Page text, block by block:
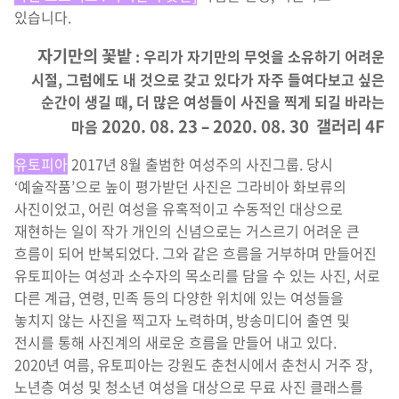
있습니다.
자기만의 꽃밭 : 우리가 자기만의 무엇을 소유하기 어려운
시절, 그럼에도 내 것으로 갖고 있다가 자주 들여다보고 싶은
순간이 생길 때, 더 많은 여성들이 사진을 찍게 되길 바라는
마음 2020. 08. 23 – 2020. 08. 30 갤러리 4F
유토피아 2017년 8월 출범한 여성주의 사진그룹. 당시
‘예술작품’으로 높이 평가받던 사진은 그라비아 화보류의
사진이었고, 어린 여성을 유혹적이고 수동적인 대상으로
재현하는 일이 작가 개인의 신념으로는 거스르기 어려운 큰
흐름이 되어 반복되었다. 그와 같은 흐름을 거부하며 만들어진
유토피아는 여성과 소수자의 목소리를 담을 수 있는 사진, 서로
다른 계급, 연령, 민족 등의 다양한 위치에 있는 여성들을
놓치지 않는 사진을 찍고자 노력하며, 방송미디어 출연 및
전시를 통해 사진계의 새로운 흐름을 만들어 내고 있다.
2020년 여름, 유토피아는 강원도 춘천시에서 춘천시 거주 장,
노년층 여성 및 청소년 여성을 대상으로 무료 사진 클래스를